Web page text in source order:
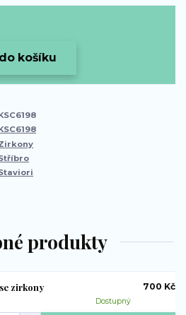
košíku
produkty
zirkony 700 Kč
Dostupný